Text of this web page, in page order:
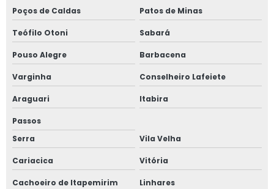
Contabilidade para mercados
Contabilidade para médicos
Contabilidade para salão de beleza
Contabilidade para transportadoras
Empresa de contabilidade em são paulo
Empresa especialista em contabilidade
Poços de Caldas Patos de Minas
Teófilo Otoni Sabará
Pouso Alegre Barbacena
Varginha Conselheiro Lafeiete
Araguari Itabira
Passos
Serra
Vila Velha
Cariacica Vitória
Cachoeiro de Itapemirim Linhares